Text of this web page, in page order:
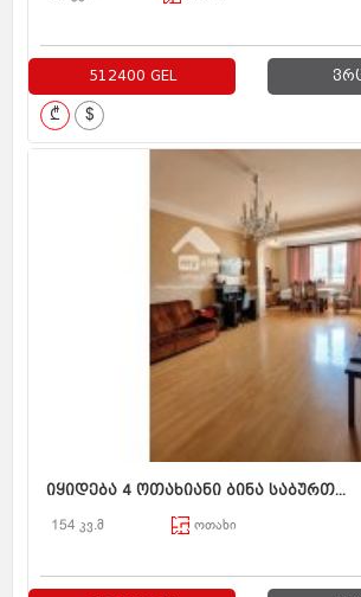
512400 GEL
₾ $
იყიდება 4 ოთახიანი ბინა საბურთ...
154 კვ.მ ოთახი